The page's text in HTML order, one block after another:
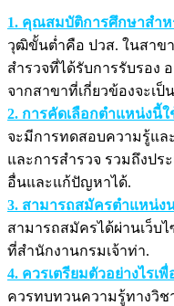
1. คุณสมบัติการศึกษาสำห
วุฒิขั้นต่ำคือ ปวส. ในสาข
สำรวจที่ได้รับการรับรอง
จากสาขาที่เกี่ยวข้องจะเป็
2. การคัดเลือกตำแหน่งนี้
จะมีการทดสอบความรู้แ
และการสำรวจ รวมถึงปร
อื่นและแก้ปัญหาได้.
3. สามารถสมัครตำแหน่ง
สามารถสมัครได้ผ่านเว็บ
ที่สำนักงานกรมเจ้าท่า.
4. ควรเตรียมตัวอย่างไรเ
ควรทบทวนความรู้ทางวิช